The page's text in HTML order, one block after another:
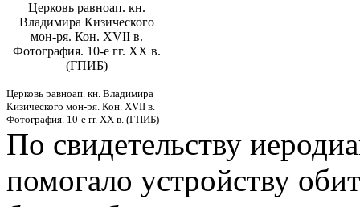
Церковь равноап. кн.
Владимира Кизического
мон-ря. Кон. XVII в.
Фотография. 10-е гг. ХХ в.
(ГПИБ)
Церковь равноап. кн. Владимира
Кизического мон-ря. Кон. XVII в.
Фотография. 10-е гг. ХХ в. (ГПИБ)
По свидетельству
помогало устройству